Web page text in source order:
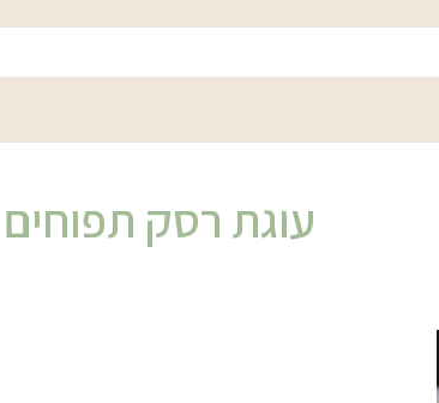
עוגת רסק תפוחים